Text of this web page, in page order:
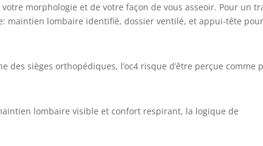
morphologie et de votre façon de vous asseoir. Pour un
maintien lombaire identifié, dossier ventilé, et appui-tête pour
sièges orthopédiques, l’oc4 risque d’être perçue comme
lombaire visible et confort respirant, la logique de